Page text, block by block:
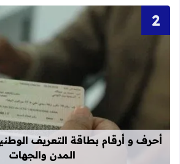
قراءة
أحرف و أرقام بطاقة التعريف
المدن والجهات